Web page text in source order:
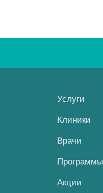
Услуги
Клиники
Врачи
Программы
Акции